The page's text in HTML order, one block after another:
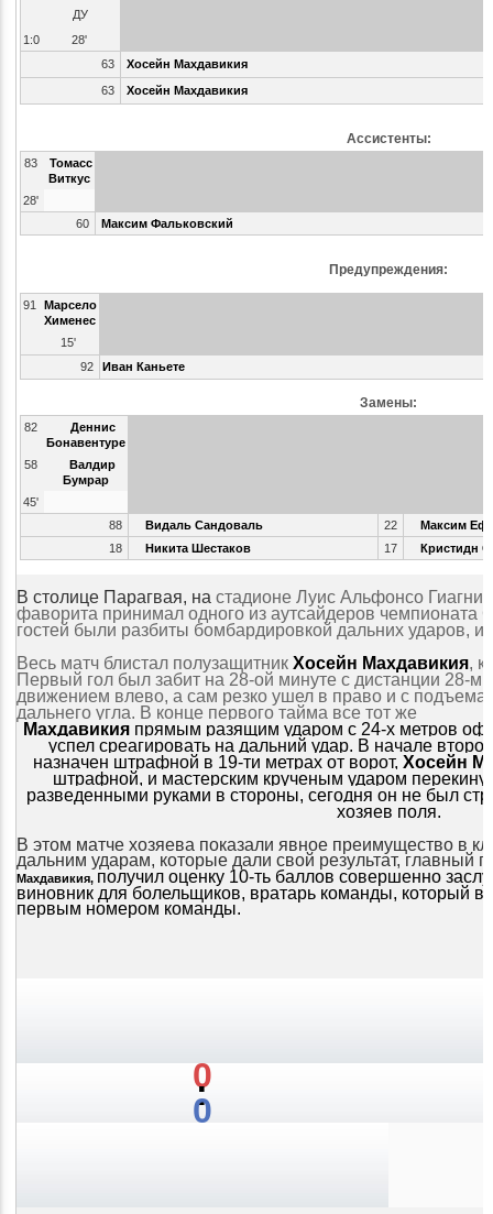
ДУ
1:0
28'
63
Хосейн Махдавикия
63
Хосейн Махдавикия
Ассистенты:
83
Томасс
Виткус
28'
60
Максим Фальковский
Предупреждения:
91
Марсело
Хименес
15'
92
Иван Каньете
Замены:
82
Деннис
Бонавентуре
58
Валдир
Бумрар
45'
88
Видаль Сандоваль 22
Максим
18
Никита Шестаков 17 Кристидн
В столице Парагвая, на стадионе Луис Альфонсо
фаворита принимал одного из аутсайдеров
гостей были разбиты бомбардировкой дальних ударов, и
Весь матч блистал полузащитник Хосейн Махдавикия,
Первый гол был забит на 28-ой минуте с дистанции 28-
движением влево, а сам резко ушел в право и с подъема
дальнего угла. В конце первого тайма все тот же
Махдавикия прямым разящим ударом с 24-х метров
успел среагировать на дальний удар. В начале
назначен штрафной в 19-ти метрах от ворот, Хосейн
штрафной, и мастерским крученым ударом
разведенными руками в стороны, сегодня он не был
хозяев поля.
В этом матче хозяева показали явное преимущество в
дальним ударам, которые дали свой результат, главный
Махдавикия, получил оценку 10-ть баллов совершенно
виновник для болельщиков, вратарь команды, который в
первым номером команды.
0
:
0